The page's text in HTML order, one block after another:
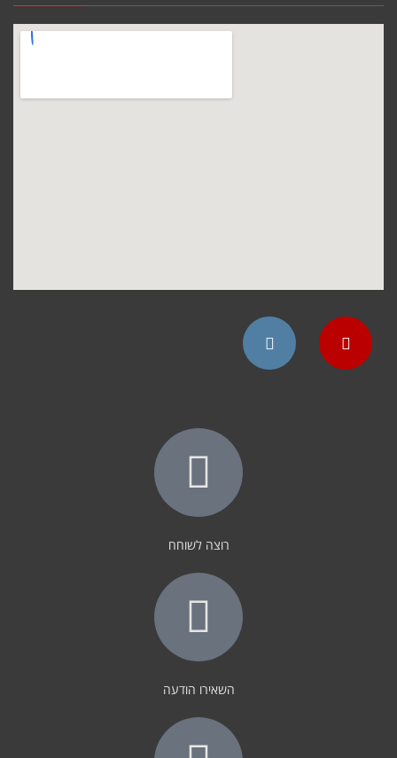
רוצה לשוחח
השאירו הודעה